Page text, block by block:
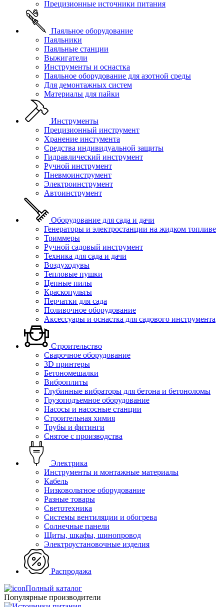
Прецизионные источники питания
Паяльное оборудование
Паяльники
Паяльные станции
Выжигатели
Инструменты и оснастка
Паяльное оборудование для азотной среды
Для демонтажных систем
Материалы для пайки
Инструменты
Прецизионный инструмент
Хранение инстумента
Средства индивидуальной защиты
Гидравлический инструмент
Ручной инструмент
Пневмоинструмент
Электроинструмент
Автоинструмент
Оборудование для сада и дачи
Генераторы и электростанции на жидком топливе
Триммеры
Ручной садовый инструмент
Техника для сада и дачи
Воздуходувы
Тепловые пушки
Цепные пилы
Краскопульты
Перчатки для сада
Поливочное оборудование
Аксессуары и оснастка для садового инструмента
Строительство
Сварочное оборудование
3D принтеры
Бетономешалки
Виброплиты
Глубинные вибраторы для бетона и бетоноломы
Грузоподъемное оборудование
Насосы и насосные станции
Строительная химия
Трубы и фитинги
Снятое с производства
Электрика
Инструменты и монтажные материалы
Кабель
Низковольтное оборудование
Разные товары
Светотехника
Системы вентиляции и обогрева
Солнечные панели
Щиты, шкафы, шинопровод
Электроустановочные изделия
Распродажа
Полный каталог
Популярные производители